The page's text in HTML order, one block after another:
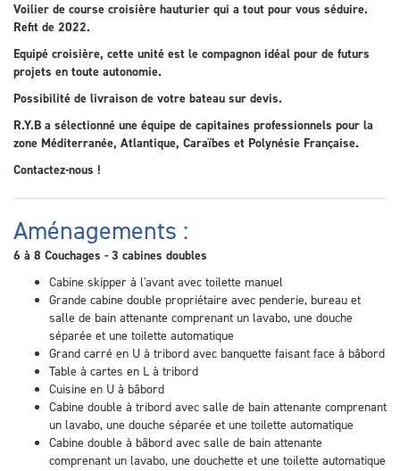
Voilier de course croisière hauturier qui a tout pour vous séduire.
Refit de 2022.
Equipé croisière, cette unité est le compagnon idéal pour de futurs
projets en toute autonomie.
Possibilité de livraison de votre bateau sur devis.
R.Y.B a sélectionné une équipe de capitaines professionnels pour la
zone Méditerranée, Atlantique, Caraïbes et Polynésie Française.
Contactez-nous !
Aménagements :
6 à 8 Couchages - 3 cabines doubles
Cabine skipper à l'avant avec toilette manuel
Grande cabine double propriétaire avec penderie, bureau et
salle de bain attenante comprenant un lavabo, une douche
séparée et une toilette automatique
Grand carré en U à tribord avec banquette faisant face à bâbord
Table à cartes en L à tribord
Cuisine en U à bâbord
Cabine double à tribord avec salle de bain attenante comprenant
un lavabo, une douche séparée et une toilette automatique
Cabine double à bâbord avec salle de bain attenante
comprenant un lavabo, une douchette et une toilette automatique